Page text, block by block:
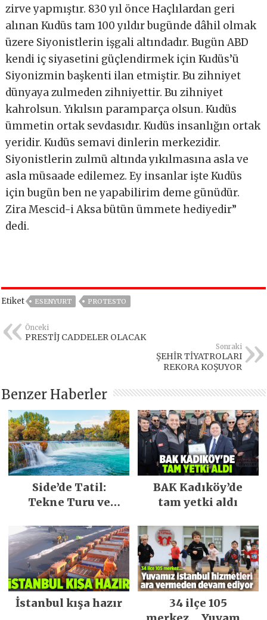
zirve yapmıştır. 830 yıl önce Haçlılardan geri
alınan Kudüs tam 100 yıldır bugünde dâhil olmak
üzere Siyonistlerin işgali altındadır. Bugün ABD
kendi iç siyasetini güçlendirmek için Kudüs’ü
Siyonizmin başkenti ilan etmiştir. Bu zihniyet
dünyaya zulmeden zihniyettir. Bu zihniyet
kahrolsun. Yıkılsın paramparça olsun. Kudüs
ümmetin ortak sevdasıdır. Kudüs insanlığın ortak
yeridir. Kudüs semavi dinlerin merkezidir.
Siyonistlerin zulmü altında yıkılmasına asla ve
asla müsaade edilemez. Ey insanlar işte Kudüs
için bugün ben ne yapabilirim deme günüdür.
Zira Mescid-i Aksa bütün ümmete hediyedir”
dedi.
Etiket ESENYURT PROTESTO
Önceki
PRESTİJ CADDELER OLACAK
Sonraki
ŞEHİR TİYATROLARI
REKORA KOŞUYOR
Benzer Haberler
Side’de Tatil:
Tekne Turu ve
BAK Kadıköy’de
tam yetki aldı
İstanbul kışa hazır
34 ilçe 105